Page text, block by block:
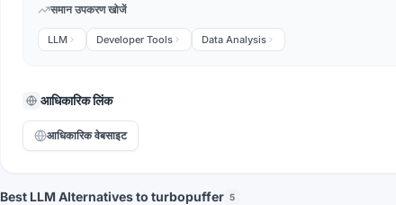
समान उपकरण खोजें
LLM Developer Tools Data Analysis
आधिकारिक लिंक
आधिकारिक वेबसाइट
Best LLM Alternatives to turbopuffer 5